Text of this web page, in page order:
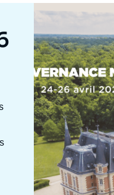
mis
avant